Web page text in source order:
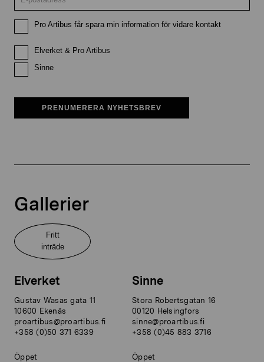
Pro Artibus får spara min information för vidare kontakt
Elverket & Pro Artibus
Sinne
PRENUMERERA NYHETSBREV
Gallerier
Fritt
inträde
Elverket
Gustav Wasas gata 11
10600 Ekenäs
proartibus@proartibus.fi
+358 (0)50 371 6339
Öppet
Sinne
Stora Robertsgatan 16
00120 Helsingfors
sinne@proartibus.fi
+358 (0)45 883 3716
Öppet